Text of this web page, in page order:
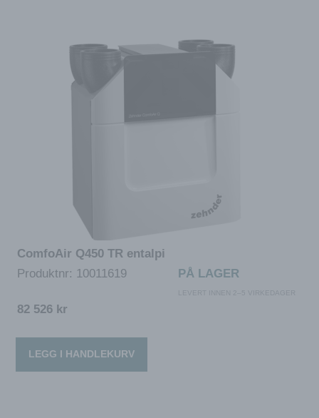
ComfoAir Q450 TR entalpi
Produktnr: 10011619 PÅ LAGER
LEVERT INNEN 2–5 VIRKEDAGER
82 526 kr
LEGG I HANDLEKURV